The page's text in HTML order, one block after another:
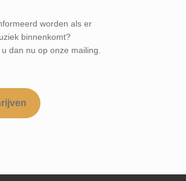
worden als er
binnenkomt?
dan nu op onze mailing.